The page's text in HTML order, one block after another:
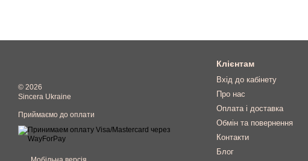
© 2026
Sincera Ukraine
Приймаємо до оплати
Клієнтам
Вхід до кабінету
Про нас
Оплата і доставка
Обмін та повернення
Контакти
Блог